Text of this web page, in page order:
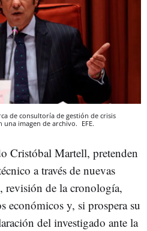
de consultoría de gestión de crisis
una imagen de archivo. EFE.
Cristóbal Martell, pretenden
a través de nuevas
revisión de la cronología,
económicos y, si prospera su
del investigado ante la